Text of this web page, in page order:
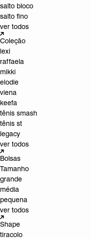
salto bloco
salto fino
ver todos
Coleção
lexi
raffaela
mikki
elodie
viena
keefa
tênis smash
tênis st
legacy
ver todos
Bolsas
Tamanho
grande
média
pequena
ver todos
Shape
tiracolo